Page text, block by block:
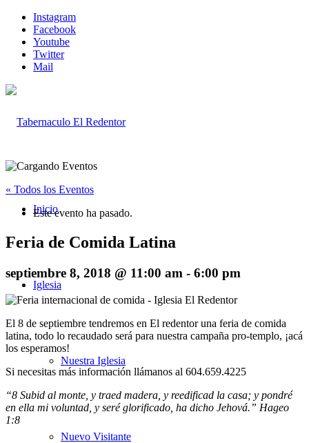
Instagram
Facebook
Youtube
Twitter
Mail
Inicio
Iglesia
Nuestra Iglesia
Nuevo Visitante
« Todos los Eventos
Este evento ha pasado.
Feria de Comida Latina
septiembre 8, 2018 @ 11:00 am - 6:00 pm
El 8 de septiembre tendremos en El redentor una feria de comida
latina, todo lo recaudado será para nuestra campaña pro-templo, ¡acá
los esperamos!
Si necesitas más información llámanos al 604.659.4225
“8 Subid al monte, y traed madera, y reedificad la casa; y pondré
en ella mi voluntad, y seré glorificado, ha dicho Jehová.” Hageo
1:8